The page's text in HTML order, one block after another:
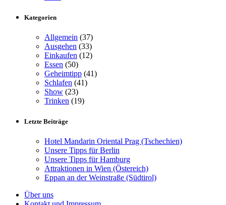
Kategorien
Allgemein (37)
Ausgehen (33)
Einkaufen (12)
Essen (50)
Geheimtipp (41)
Schlafen (41)
Show (23)
Trinken (19)
Letzte Beiträge
Hotel Mandarin Oriental Prag (Tschechien)
Unsere Tipps für Berlin
Unsere Tipps für Hamburg
Attraktionen in Wien (Östereich)
Eppan an der Weinstraße (Südtirol)
Über uns